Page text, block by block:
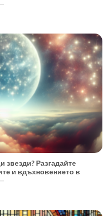
Разгадайте
и вдъхновението в